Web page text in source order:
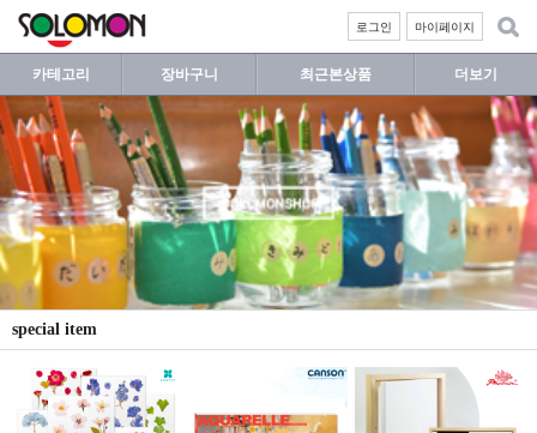
마이페이지
로그인
카테고리 장바구니 최근본상품 더보기
special item